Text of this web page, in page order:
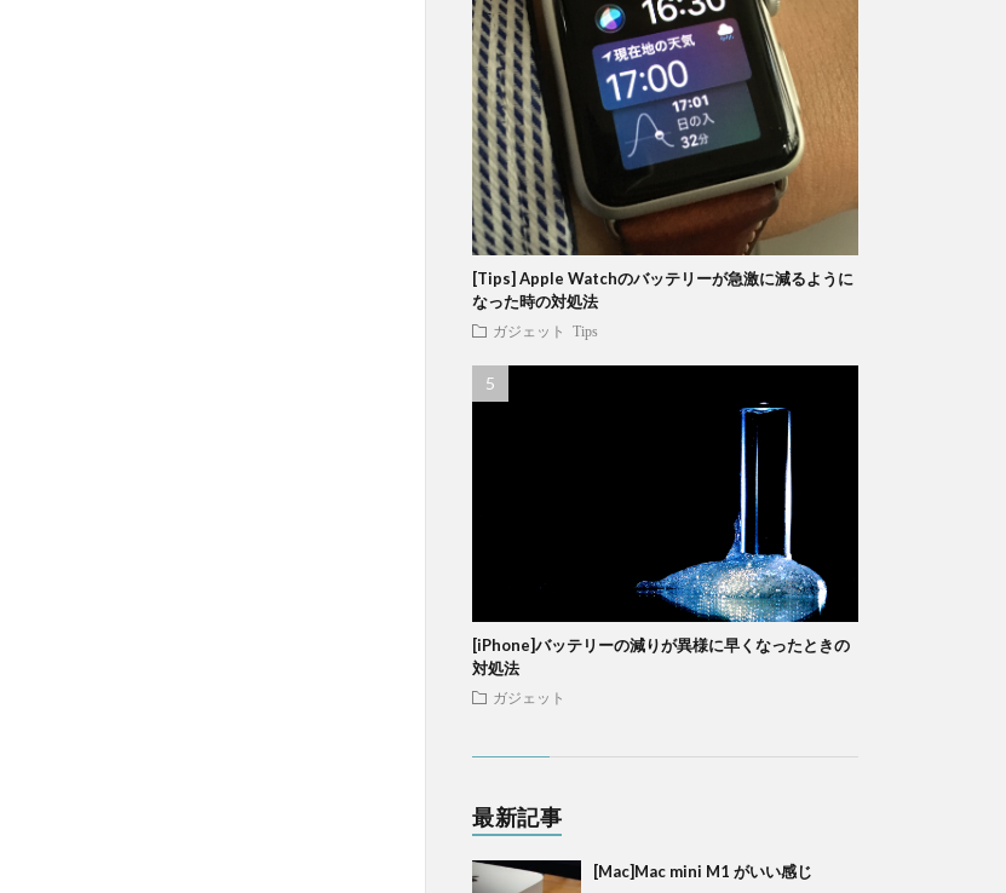
[Tips] Apple Watchのバッテリーが急激に減るように
なった時の対処法
ガジェット Tips
[iPhone]バッテリーの減りが異様に早くなったときの
対処法
ガジェット
最新記事
[Mac]Mac mini M1 がいい感じ